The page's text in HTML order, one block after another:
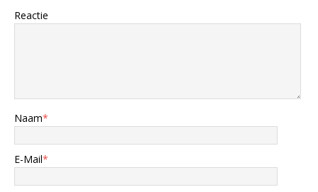
Reactie
Naam*
E-Mail*